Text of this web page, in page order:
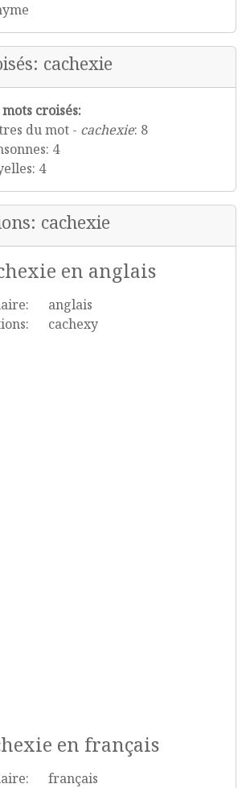
cachexie
croisés:
du mot - cachexie: 8
4
4
cachexie
en anglais
anglais
cachexy
en français
français